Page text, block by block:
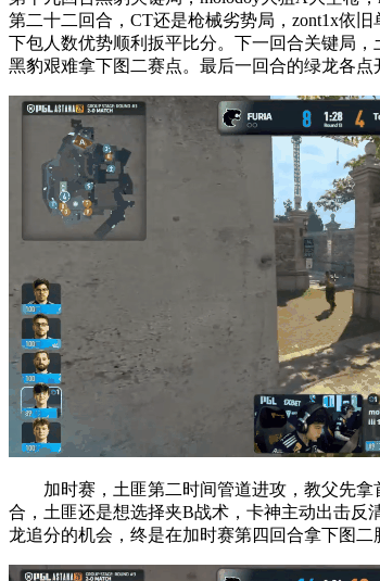
第二十二回合，CT还是枪械劣势局，zont1x依
下包人数优势顺利扳平比分。下一回合关键局，
黑豹艰难拿下图二赛点。最后一回合的绿龙各点
加时赛，土匪第二时间管道进攻，教父先拿
合，土匪还是想选择夹B战术，卡神主动出击反
龙追分的机会，终是在加时赛第四回合拿下图二